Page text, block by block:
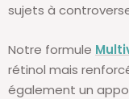
sujets à
Notre formule Mul
rétinol mais
également un